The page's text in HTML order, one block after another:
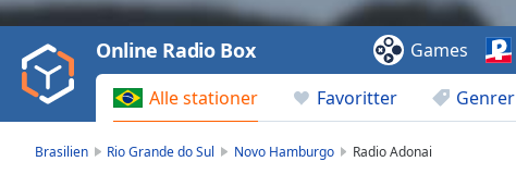
Play
Video
Play
Backward
Skip
Alle stationer Favoritter Genrer
Online Radio Box Games
Brasilien Rio Grande do Sul Novo Hamburgo Radio Adonai